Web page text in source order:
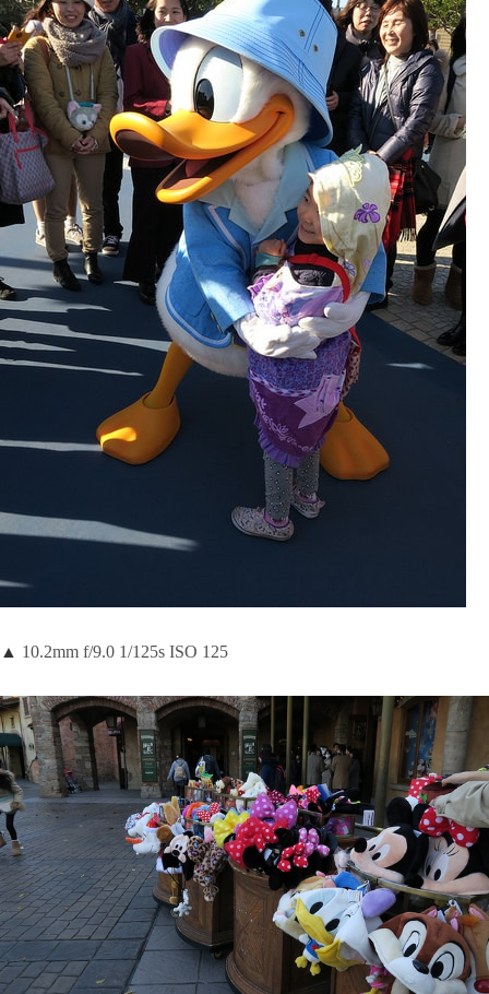
▲ 10.2mm f/9.0 1/125s ISO 125